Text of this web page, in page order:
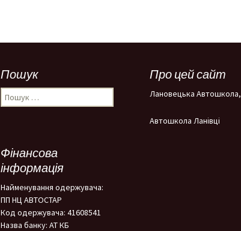
Пошук
Пошук:
Про цей сайт
Лановецька Автошкола,
Автошкола Ланівці
Фінансова
інформація
Найменування одержувача:
ПП НЦ АВТОСТАР
Код одержувача: 41608541
Назва банку: АТ КБ